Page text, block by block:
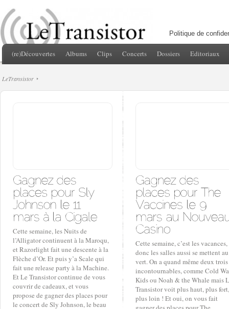
Politique de
(re)Découvertes Albums Clips Concerts Dossiers Editoriaux
LeTransistor
Cette semaine, les Nuits de
l’Alligator continuent à la Maroqu,
et Razorlight fait une descente à la
Flèche d’Or. Et puis y’a Scale qui
fait une release party à la Machine.
Et Le Transistor continue de vous
couvrir de cadeaux, et vous
propose de gagner des places pour
le concert de Sly Johnson, le beau
Cette semaine, c’est les vacances,
donc les salles aussi se mettent au
vert. On a quand même deux trois
incontournables, comme Cold
Kids ou Noah & the Whale mais
Transistor voit plus haut, plus fort,
plus loin ! Et oui, on vous fait